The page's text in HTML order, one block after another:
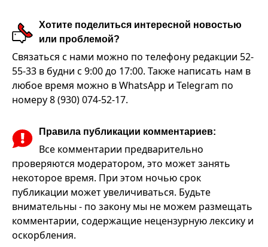
Хотите поделиться интересной новостью
или проблемой?
Связаться с нами можно по телефону редакции 52-
55-33 в будни с 9:00 до 17:00. Также написать нам в
любое время можно в WhatsApp и Telegram по
номеру 8 (930) 074-52-17.
Правила публикации комментариев:
Все комментарии предварительно
проверяются модератором, это может занять
некоторое время. При этом ночью срок
публикации может увеличиваться. Будьте
внимательны - по закону мы не можем размещать
комментарии, содержащие нецензурную лексику и
оскорбления.